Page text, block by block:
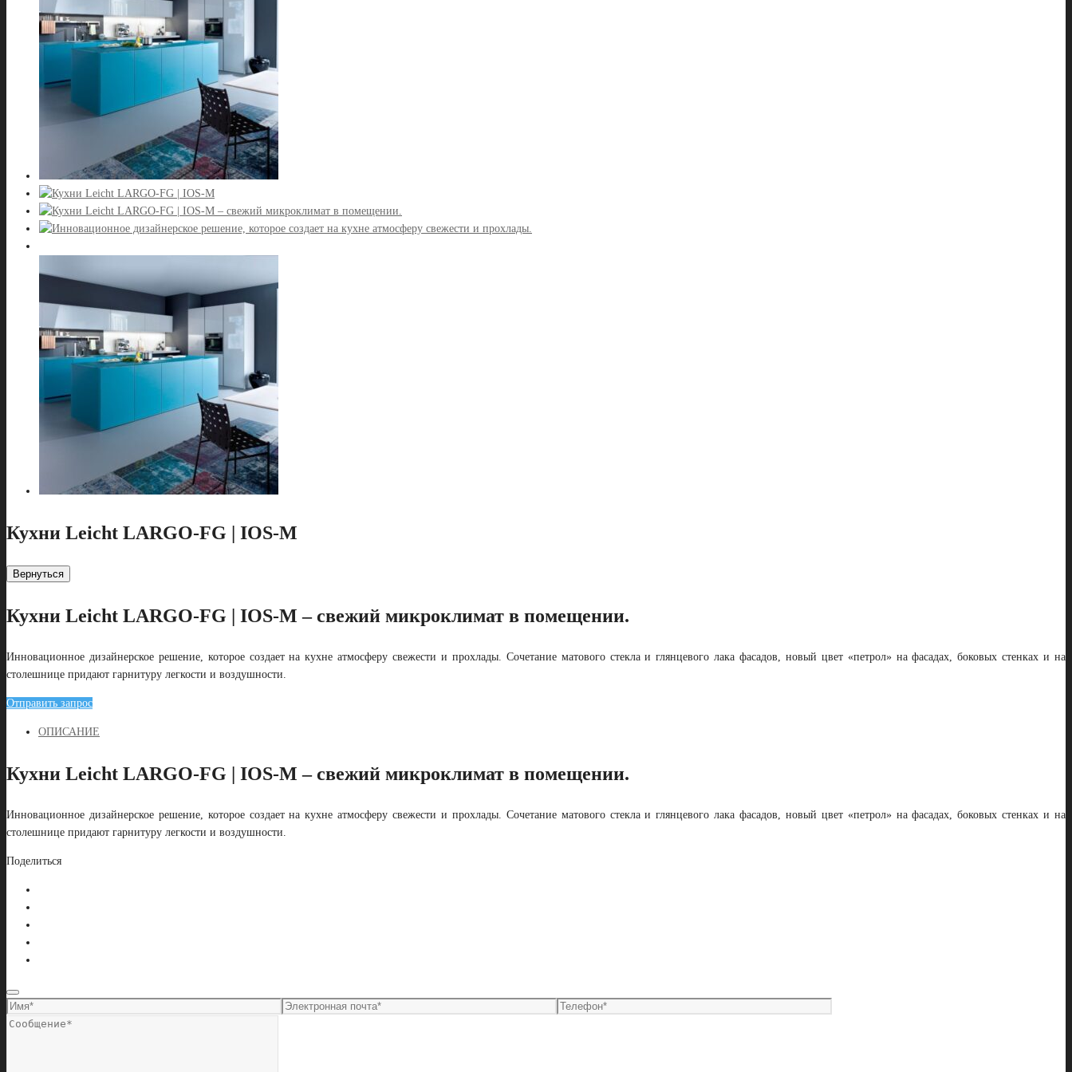
Кухни Leicht LARGO-FG | IOS-M
Вернуться
Кухни Leicht LARGO-FG | IOS-M – свежий микроклимат в помещении.
Инновационное дизайнерское решение, которое создает на кухне атмосферу свежести и прохлады. Сочетание матового стекла и глянцевого лака фасадов, новый цвет «петрол» на фасадах, боковых стенках и на
столешнице придают гарнитуру легкости и воздушности.
Отправить запрос
OПИСАНИЕ
Кухни Leicht LARGO-FG | IOS-M – свежий микроклимат в помещении.
Инновационное дизайнерское решение, которое создает на кухне атмосферу свежести и прохлады. Сочетание матового стекла и глянцевого лака фасадов, новый цвет «петрол» на фасадах, боковых стенках и на
столешнице придают гарнитуру легкости и воздушности.
Поделиться